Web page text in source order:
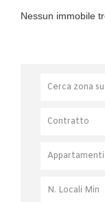
Nessun immobile